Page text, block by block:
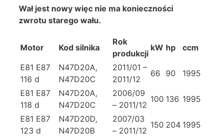
Wał jest nowy więc nie ma konieczności
zwrotu starego wału.
Motor Kod silnika
Rok
produkcji
kW hp
ccm
E81 E87
116 d
N47D20A,
N47D20C
2011/01 –
2011/12
66 90
1995
E81 E87
118 d
N47D20A,
N47D20C
2006/09
– 2011/12
100 136 1995
E81 E87
123 d
N47D20D,
N47D20B
2007/03
– 2011/12
150 204 1995